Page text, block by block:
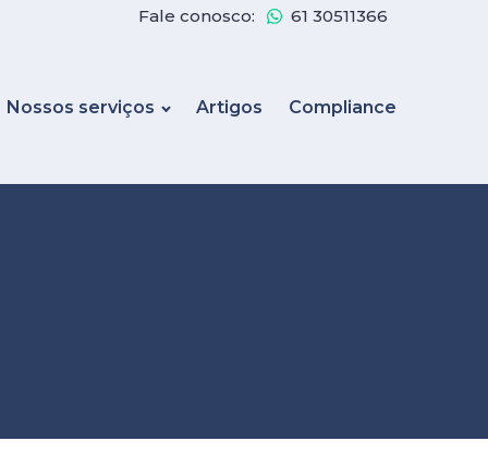
Fale conosco: 61 30511366
Nossos serviços Artigos Compliance